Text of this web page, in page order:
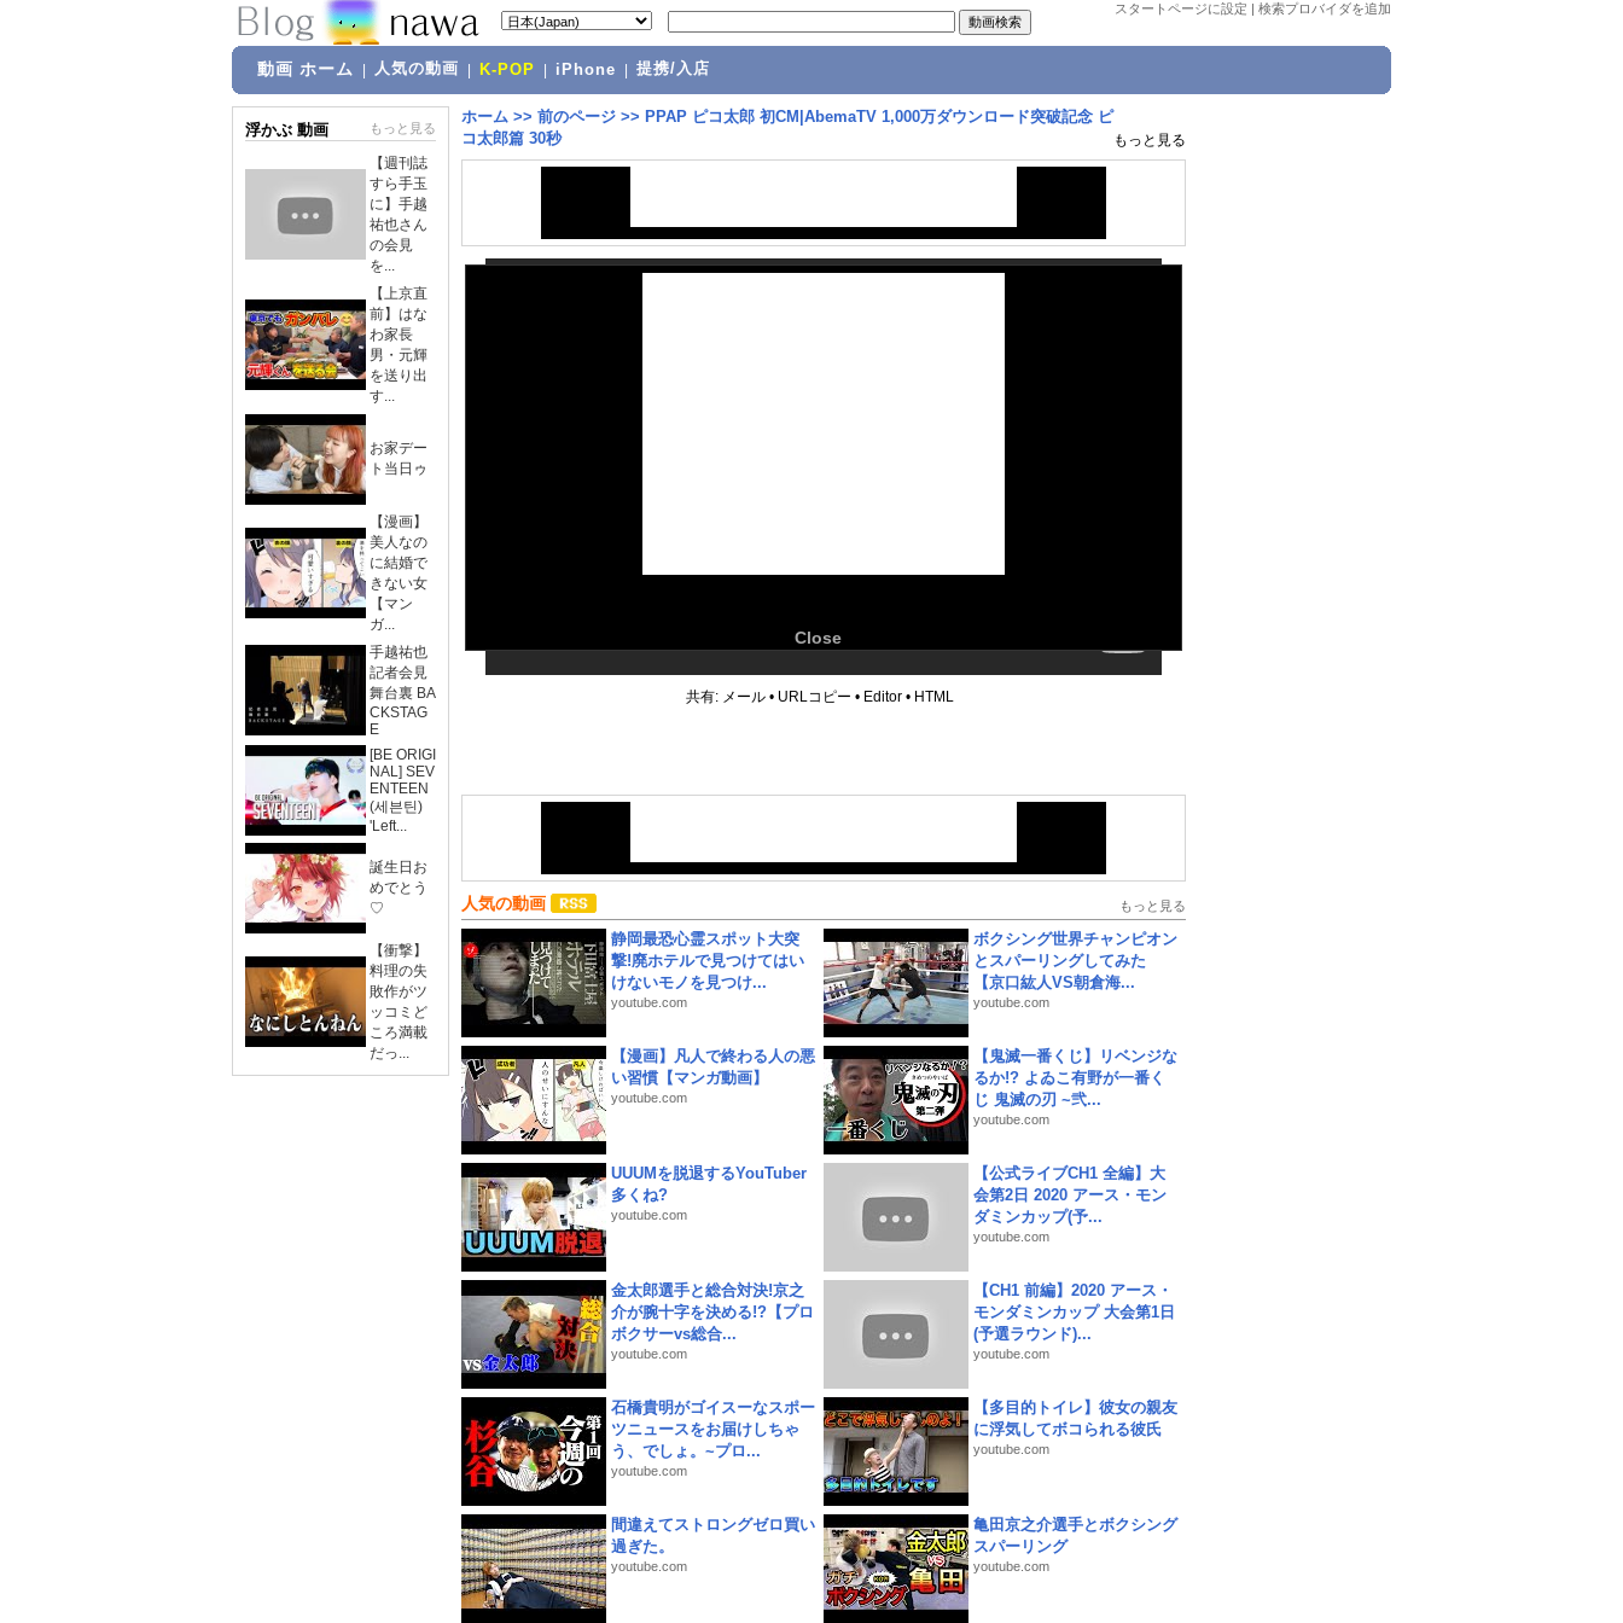
スタートページに設定 | 検索プロバイダを追加
動画 ホーム 人気の動画 K-POP iPhone 提携/入店
浮かぶ 動画 もっと見る
【週刊誌
すら手玉
に】手越
祐也さん
の会見
を...
【上京直
前】はな
わ家長
男・元輝
を送り出
す...
お家デー
ト当日ゥ
【漫画】
美人なの
に結婚で
きない女
【マン
ガ...
手越祐也
記者会見
舞台裏 BA
CKSTAG
E
[BE ORIGI
NAL] SEV
ENTEEN
(세븐틴)
'Left...
誕生日お
めでとう
♡
【衝撃】
料理の失
敗作がツ
ッコミど
ころ満載
だっ...
ホーム >> 前のページ >> PPAP ピコ太郎 初CM|AbemaTV 1,000万ダウンロード突破記念 ピ
コ太郎篇 30秒
もっと見る
Close
共有: メール • URLコピー • Editor • HTML
人気の動画 もっと見る
静岡最恐心霊スポット大突
撃!廃ホテルで見つけてはい
けないモノを見つけ...
youtube.com
ボクシング世界チャンピオン
とスパーリングしてみた
【京口紘人VS朝倉海...
youtube.com
【漫画】凡人で終わる人の悪
い習慣【マンガ動画】
youtube.com
【鬼滅一番くじ】リベンジな
るか!? よゐこ有野が一番く
じ 鬼滅の刃 ~弐...
youtube.com
UUUMを脱退するYouTuber
多くね?
youtube.com
【公式ライブCH1 全編】大
会第2日 2020 アース・モン
ダミンカップ(予...
youtube.com
金太郎選手と総合対決!京之
介が腕十字を決める!?【プロ
ボクサーvs総合...
youtube.com
【CH1 前編】2020 アース・
モンダミンカップ 大会第1日
(予選ラウンド)...
youtube.com
石橋貴明がゴイスーなスポー
ツニュースをお届けしちゃ
う、でしょ。~プロ...
youtube.com
【多目的トイレ】彼女の親友
に浮気してボコられる彼氏
youtube.com
間違えてストロングゼロ買い
過ぎた。
youtube.com
亀田京之介選手とボクシング
スパーリング
youtube.com